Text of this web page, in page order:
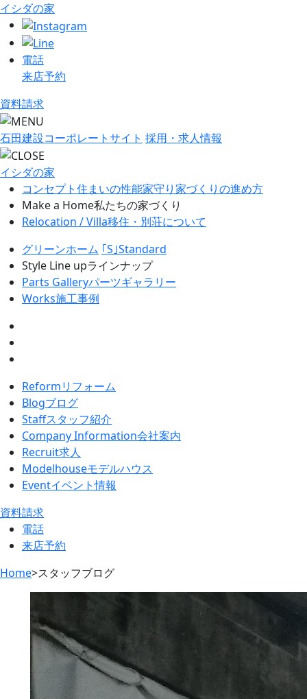
イシダの家
電話
来店予約
資料請求
石田建設コーポレートサイト 採用・求人情報
イシダの家
コンセプト住まいの性能家守り家づくりの進め方
Make a Home私たちの家づくり
Relocation / Villa移住・別荘について
グリーンホーム ｢S｣Standard
Style Line upラインナップ
Parts Galleryパーツギャラリー
Works施工事例
Reformリフォーム
Blogブログ
Staffスタッフ紹介
Company Information会社案内
Recruit求人
Modelhouseモデルハウス
Eventイベント情報
資料請求
電話
来店予約
Home>スタッフブログ